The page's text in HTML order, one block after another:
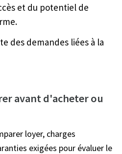
et du potentiel de
des demandes liées à la
avant d'acheter ou
loyer, charges
exigées pour évaluer le